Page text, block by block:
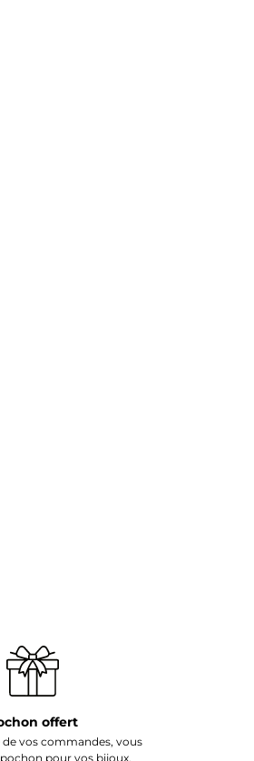
offert
de vos commandes, vous
pour vos bijoux.